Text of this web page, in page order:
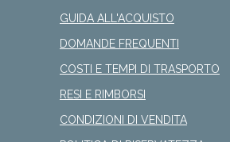
GUIDA ALL'ACQUISTO
DOMANDE FREQUENTI
COSTI E TEMPI DI TRASPORTO
RESI E RIMBORSI
CONDIZIONI DI VENDITA